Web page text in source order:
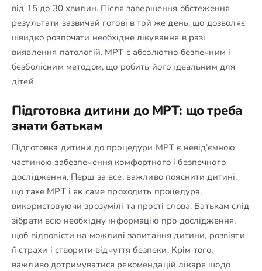
від 15 до 30 хвилин. Після завершення обстеження
результати зазвичай готові в той же день, що дозволяє
швидко розпочати необхідне лікування в разі
виявлення патологій. МРТ є абсолютно безпечним і
безболісним методом, що робить його ідеальним для
дітей.
Підготовка дитини до МРТ: що треба
знати батькам
Підготовка дитини до процедури МРТ є невід’ємною
частиною забезпечення комфортного і безпечного
дослідження. Перш за все, важливо пояснити дитині,
що таке МРТ і як саме проходить процедура,
використовуючи зрозумілі та прості слова. Батькам слід
зібрати всю необхідну інформацію про дослідження,
щоб відповісти на можливі запитання дитини, розвіяти
її страхи і створити відчуття безпеки. Крім того,
важливо дотримуватися рекомендацій лікаря щодо